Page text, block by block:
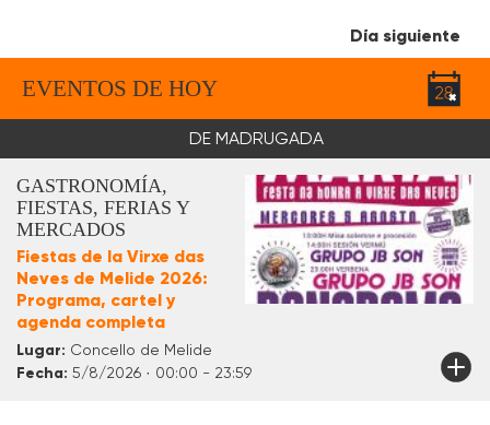
Día siguiente
EVENTOS DE HOY
DE MADRUGADA
GASTRONOMÍA,
FIESTAS, FERIAS Y
MERCADOS
Fiestas de la Virxe das
Neves de Melide 2026:
Programa, cartel y
agenda completa
Lugar: Concello de Melide
Fecha: 5/8/2026 · 00:00 - 23:59